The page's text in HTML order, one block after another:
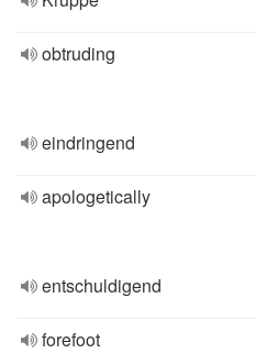
obtruding
eindringend
apologetically
entschuldigend
forefoot